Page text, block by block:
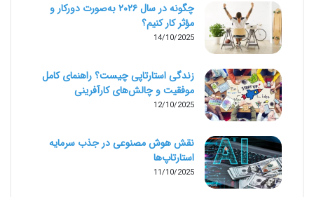
چگونه در سال ۲۰۲۶ به‌صورت دورکار و
مؤثر کار کنیم؟
14/10/2025
زندگی استارتاپی چیست؟ راهنمای کامل
موفقیت و چالش‌های کارآفرینی
12/10/2025
نقش هوش مصنوعی در جذب سرمایه
استارتاپ‌ها
11/10/2025